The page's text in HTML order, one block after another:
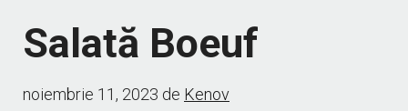
Salată Boeuf
noiembrie 11, 2023 de Kenov